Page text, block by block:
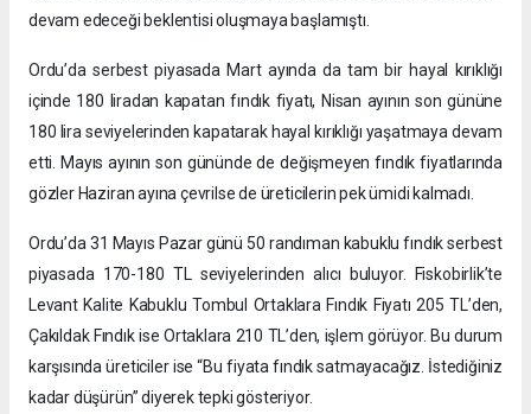
devam edeceği beklentisi oluşmaya başlamıştı.
Ordu’da serbest piyasada Mart ayında da tam bir hayal kırıklığı
içinde 180 liradan kapatan fındık fiyatı, Nisan ayının son gününe
180 lira seviyelerinden kapatarak hayal kırıklığı yaşatmaya devam
etti. Mayıs ayının son gününde de değişmeyen fındık fiyatlarında
gözler Haziran ayına çevrilse de üreticilerin pek ümidi kalmadı.
Ordu’da 31 Mayıs Pazar günü 50 randıman kabuklu fındık serbest
piyasada 170-180 TL seviyelerinden alıcı buluyor. Fiskobirlik’te
Levant Kalite Kabuklu Tombul Ortaklara Fındık Fiyatı 205 TL’den,
Çakıldak Fındık ise Ortaklara 210 TL’den, işlem görüyor. Bu durum
karşısında üreticiler ise “Bu fiyata fındık satmayacağız. İstediğiniz
kadar düşürün” diyerek tepki gösteriyor.